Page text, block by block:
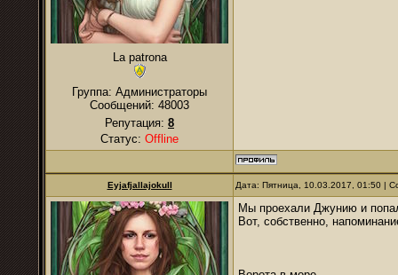
La patrona
Группа: Администраторы
Сообщений: 48003
Репутация: 8
Статус: Offline
Eyjafjallajokull Дата: Пятница, 10.03.2017, 01:50 |
Мы проехали Джунию и
Вот, собственно,